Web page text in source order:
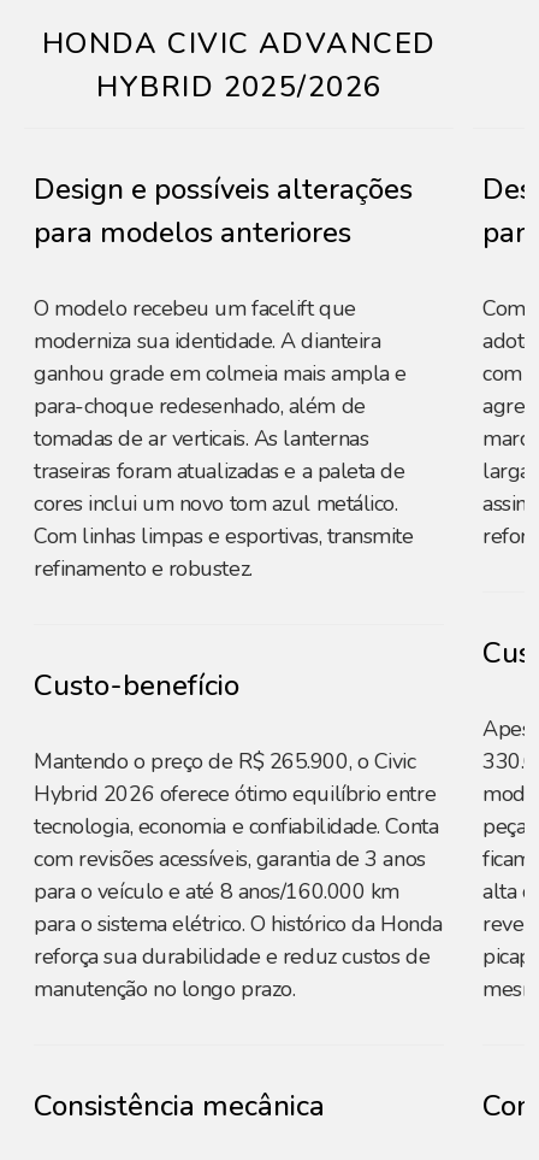
HONDA CIVIC ADVANCED
HYBRID 2025/2026
Design e possíveis alterações
para modelos anteriores
O modelo recebeu um facelift que
moderniza sua identidade. A dianteira
ganhou grade em colmeia mais ampla e
para-choque redesenhado, além de
tomadas de ar verticais. As lanternas
traseiras foram atualizadas e a paleta de
cores inclui um novo tom azul metálico.
Com linhas limpas e esportivas, transmite
refinamento e robustez.
Custo-benefício
Mantendo o preço de R$ 265.900, o Civic
Hybrid 2026 oferece ótimo equilíbrio entre
tecnologia, economia e confiabilidade. Conta
com revisões acessíveis, garantia de 3 anos
para o veículo e até 8 anos/160.000 km
para o sistema elétrico. O histórico da Honda
reforça sua durabilidade e reduz custos de
manutenção no longo prazo.
Consistência mecânica
Com
com
ficam
alta